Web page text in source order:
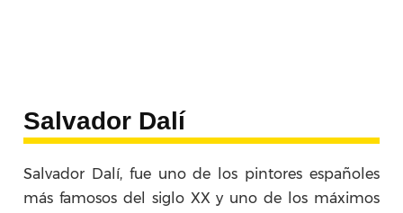
Salvador Dalí
Salvador Dalí, fue uno de los pintores españoles
más famosos del siglo XX y uno de los máximos